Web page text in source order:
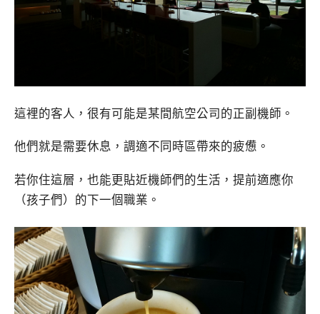
這裡的客人，很有可能是某間航空公司的正副機師。
他們就是需要休息，調適不同時區帶來的疲憊。
若你住這層，也能更貼近機師們的生活，提前適應你
（孩子們）的下一個職業。